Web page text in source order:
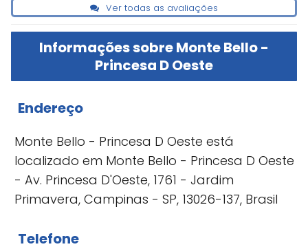
Ver todas as avaliações
Informações sobre Monte Bello -
Princesa D Oeste
Endereço
Monte Bello - Princesa D Oeste está
localizado em Monte Bello - Princesa D Oeste
- Av. Princesa D'Oeste, 1761 - Jardim
Primavera, Campinas - SP, 13026-137, Brasil
Telefone